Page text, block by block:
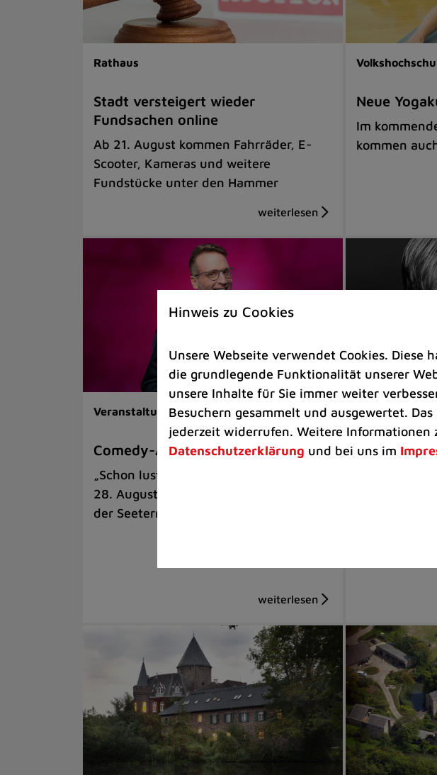
Rathaus
Stadt versteigert wieder
Fundsachen online
Ab 21. August kommen Fahrräder, E-
Scooter, Kameras und weitere
Fundstücke unter den Hammer
Neue
Im
kommen
Veranstaltungen | Kunst & Kultur
Comedy-Abend mit Benni Stark
„Schon lustig, wenn’s witzig ist!“ am
28. August auf der Sommerbühne an
der Seeterrasse
Kultkicker
Hinweis zu Cookies
Unsere Webseite verwendet Cookies.
die grundlegende Funktionalität unserer
unsere Inhalte für Sie immer weiter
Besuchern gesammelt und ausgewertet.
jederzeit widerrufen. Weitere Informationen
Datenschutzerklärung und bei uns im